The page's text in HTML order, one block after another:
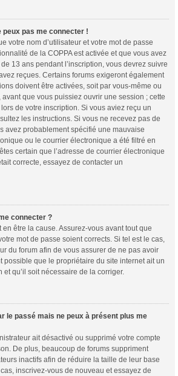
pas me connecter !
votre nom d’utilisateur et votre mot de passe
de la COPPA est activée et que vous avez
13 ans pendant l’inscription, vous devrez suivre
reçues. Certains forums exigeront également
doivent être activées, soit par vous-même ou
que vous puissiez ouvrir une session ; cette
de votre inscription. Si vous aviez reçu un
les instructions. Si vous ne recevez pas de
avez probablement spécifié une mauvaise
ou le courrier électronique a été filtré en
certain que l’adresse de courrier électronique
correcte, essayez de contacter un
connecter ?
être la cause. Assurez-vous avant tout que
mot de passe soient corrects. Si tel est le cas,
du forum afin de vous assurer de ne pas avoir
possible que le propriétaire du site internet ait un
qu’il soit nécessaire de la corriger.
le passé mais ne peux à présent plus me
ait désactivé ou supprimé votre compte
De plus, beaucoup de forums suppriment
inactifs afin de réduire la taille de leur base
inscrivez-vous de nouveau et essayez de